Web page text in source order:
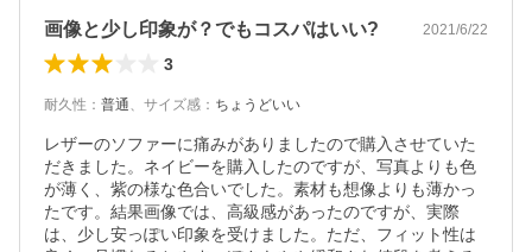
画像と少し印象が？でもコスパはいい? 2021/6/22
3
耐久性 ： 普通、 サイズ感 ： ちょうどいい
レザーのソファーに痛みがありましたので購入させていた
だきました。ネイビーを購入したのですが、写真よりも色
が薄く、紫の様な色合いでした。素材も想像よりも薄かっ
たです。結果画像では、高級感があったのですが、実際
は、少し安っぽい印象を受けました。ただ、フィット性は